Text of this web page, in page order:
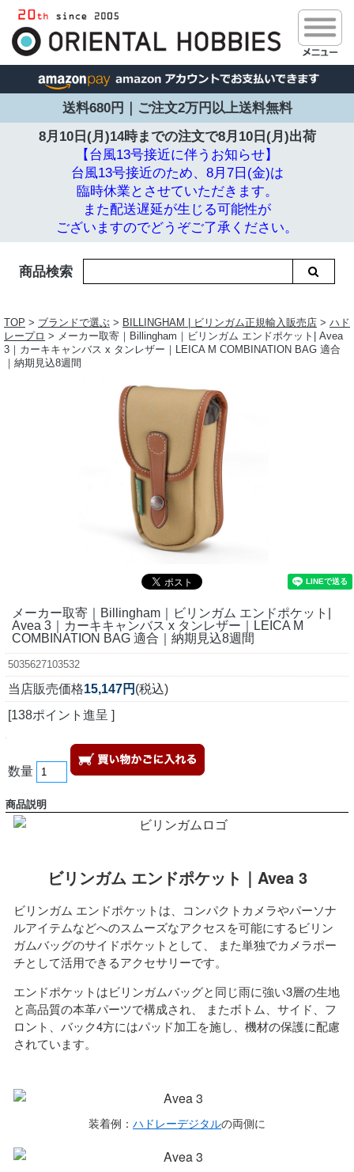
送料680円｜ご注文2万円以上送料無料
8月10日(月)14時までの注文で8月10日(月)出荷
【台風13号接近に伴うお知らせ】
台風13号接近のため、8月7日(金)は
臨時休業とさせていただきます。
また配送遅延が生じる可能性が
ございますのでどうぞご了承ください。
商品検索
TOP > ブランドで選ぶ > BILLINGHAM | ビリンガム正規輸入販売店 > ハド
レープロ > メーカー取寄｜Billingham｜ビリンガム エンドポケット| Avea
3｜カーキキャンバス x タンレザー｜LEICA M COMBINATION BAG 適合
｜納期見込8週間
メーカー取寄｜Billingham｜ビリンガム エンドポケット|
Avea 3｜カーキキャンバス x タンレザー｜LEICA M
COMBINATION BAG 適合｜納期見込8週間
5035627103532
当店販売価格15,147円 (税込)
[138ポイント進呈 ]
数量
商品説明
ビリンガム エンドポケット｜Avea 3
ビリンガム エンドポケットは、コンパクトカメラやパーソナ
ルアイテムなどへのスムーズなアクセスを可能にするビリン
ガムバッグのサイドポケットとして、 また単独でカメラポー
チとして活用できるアクセサリーです。
エンドポケットはビリンガムバッグと同じ雨に強い3層の生地
と高品質の本革パーツで構成され、 またボトム、サイド、フ
ロント、バック4方にはパッド加工を施し、機材の保護に配慮
されています。
装着例： ハドレーデジタルの両側に